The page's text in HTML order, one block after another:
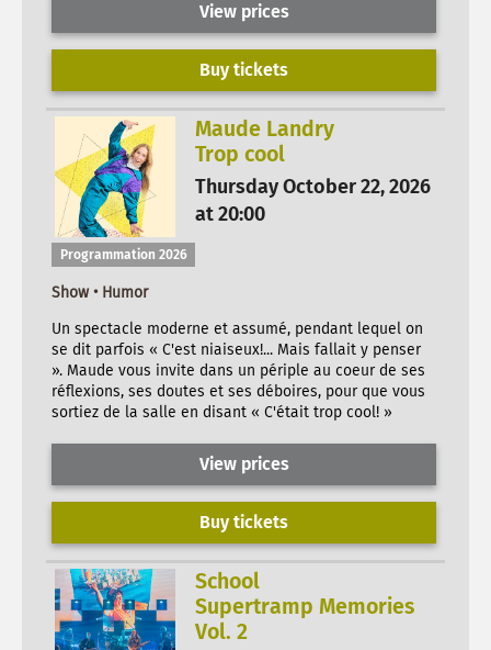
View prices
Buy tickets
Maude Landry
Trop cool
Thursday October 22, 2026
at 20:00
Programmation 2026
Show • Humor
Un spectacle moderne et assumé, pendant lequel on
se dit parfois « C'est niaiseux!... Mais fallait y penser
». Maude vous invite dans un périple au coeur de ses
réflexions, ses doutes et ses déboires, pour que vous
sortiez de la salle en disant « C'était trop cool! »
View prices
Buy tickets
School
Supertramp Memories
Vol. 2